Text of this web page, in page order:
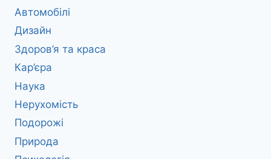
Автомобілі
Дизайн
Здоров’я та краса
Кар’єра
Наука
Нерухомість
Подорожі
Природа